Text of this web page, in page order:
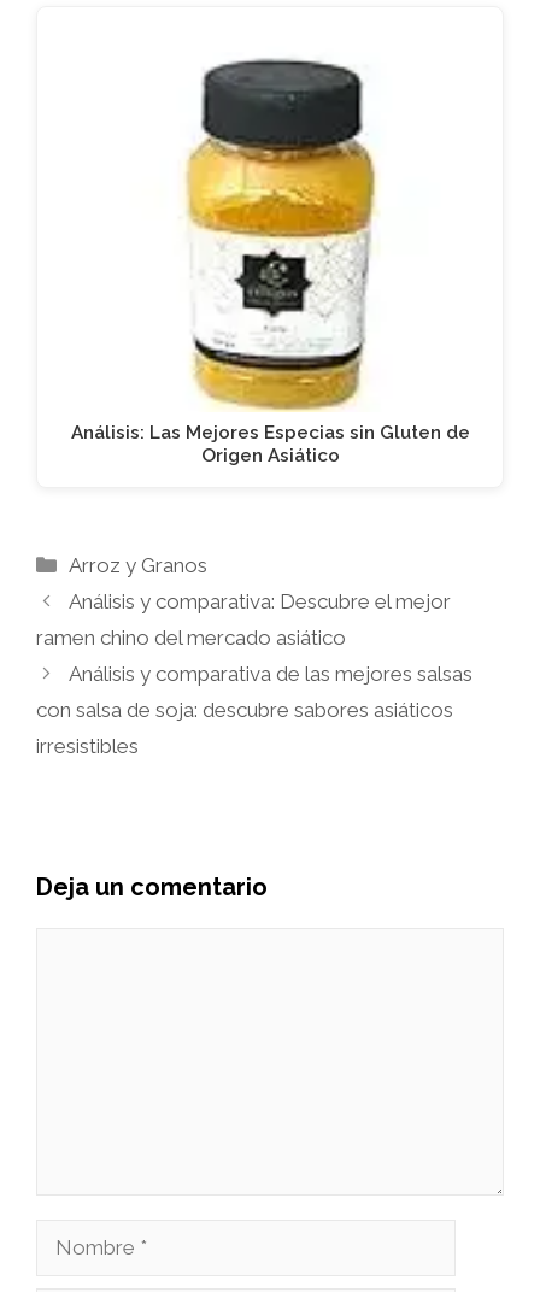
Análisis: Las Mejores Especias sin Gluten de
Origen Asiático
Categorías
Arroz y Granos
Análisis y comparativa: Descubre el mejor
ramen chino del mercado asiático
Análisis y comparativa de las mejores salsas
con salsa de soja: descubre sabores asiáticos
irresistibles
Deja un comentario
Nombre